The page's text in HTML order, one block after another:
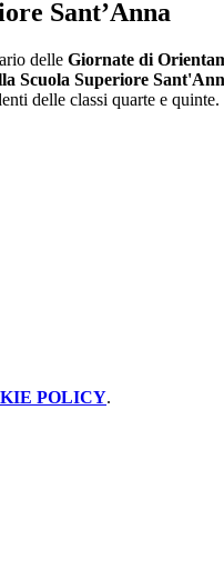
Sant’Anna
delle Giornate di
Scuola Superiore
delle classi quarte e quinte.
POLICY.